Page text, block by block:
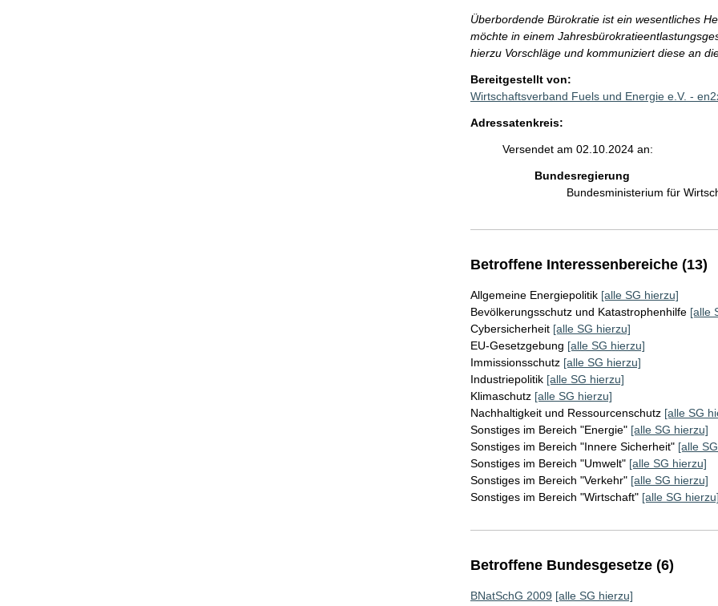
Überbordende Bürokratie ist ein wesentliches
möchte in einem
hierzu Vorschläge und kommuniziert diese an
Bereitgestellt von:
Wirtschaftsverband Fuels und Energie e.V. -
Adressatenkreis:
Versendet am 02.10.2024 an:
Bundesregierung
Bundesministerium für
Betroffene Interessenbereiche (13)
Allgemeine Energiepolitik [alle SG hierzu]
Bevölkerungsschutz und Katastrophenhilfe [alle
Cybersicherheit [alle SG hierzu]
EU-Gesetzgebung [alle SG hierzu]
Immissionsschutz [alle SG hierzu]
Industriepolitik [alle SG hierzu]
Klimaschutz [alle SG hierzu]
Nachhaltigkeit und Ressourcenschutz [alle SG
Sonstiges im Bereich "Energie" [alle SG hierzu]
Sonstiges im Bereich "Innere Sicherheit" [alle
Sonstiges im Bereich "Umwelt" [alle SG hierzu]
Sonstiges im Bereich "Verkehr" [alle SG hierzu]
Sonstiges im Bereich "Wirtschaft" [alle SG
Betroffene Bundesgesetze (6)
BNatSchG 2009 [alle SG hierzu]